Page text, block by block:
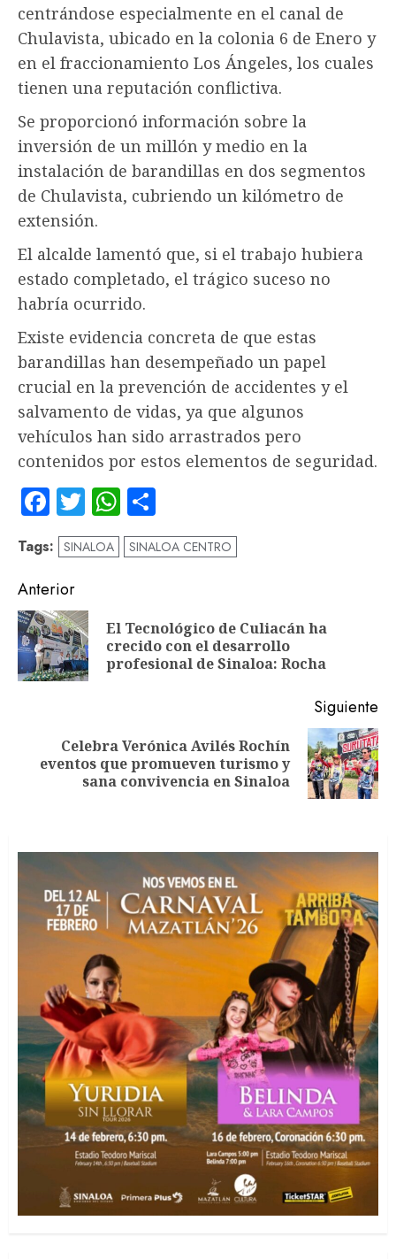
centrándose especialmente en el canal de
Chulavista, ubicado en la colonia 6 de Enero y
en el fraccionamiento Los Ángeles, los cuales
tienen una reputación conflictiva.
Se proporcionó información sobre la
inversión de un millón y medio en la
instalación de barandillas en dos segmentos
de Chulavista, cubriendo un kilómetro de
extensión.
El alcalde lamentó que, si el trabajo hubiera
estado completado, el trágico suceso no
habría ocurrido.
Existe evidencia concreta de que estas
barandillas han desempeñado un papel
crucial en la prevención de accidentes y el
salvamento de vidas, ya que algunos
vehículos han sido arrastrados pero
contenidos por estos elementos de seguridad.
Facebook
TwitterWhatsApp
Tags: SINALOA SINALOA CENTRO
Navegación
de
entradas
Anterior
El Tecnológico de Culiacán ha
crecido con el desarrollo
profesional de Sinaloa: Rocha
Siguiente
Siguiente
Celebra Verónica Avilés Rochín
eventos que promueven turismo y
sana convivencia en Sinaloa